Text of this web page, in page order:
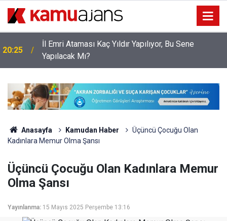
20:25
İl Emri Ataması Kaç Yıldır Yapılıyor, Bu Sene
Yapılacak Mı?
Anasayfa Kamudan Haber
Üçüncü Çocuğu Olan
Kadınlara Memur Olma Şansı
Üçüncü Çocuğu Olan Kadınlara Memur
Olma Şansı
Yayınlanma: 15 Mayıs 2025 Perşembe 13:16